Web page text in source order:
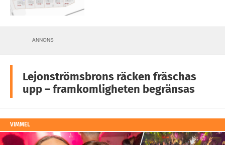
ANNONS
Lejonströmsbrons räcken fräschas
upp – framkomligheten begränsas
VIMMEL